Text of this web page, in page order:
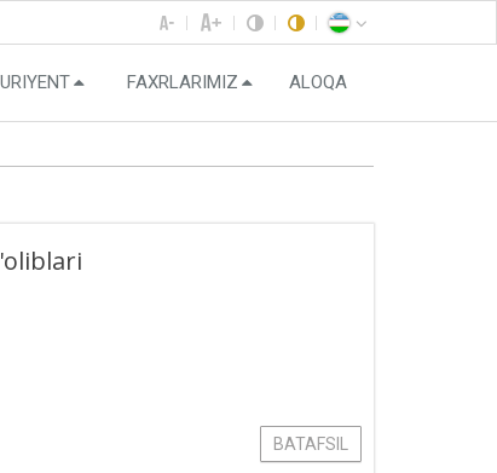
FAXRLARIMIZ ALOQA
BATAFSIL